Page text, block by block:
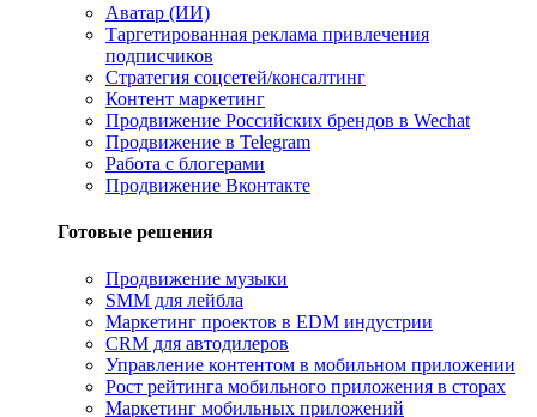
Аватар (ИИ)
Таргетированная реклама привлечения
подписчиков
Стратегия соцсетей/консалтинг
Контент маркетинг
Продвижение Российских брендов в Wechat
Продвижение в Telegram
Работа с блогерами
Продвижение Вконтакте
Готовые решения
Продвижение музыки
SMM для лейбла
Маркетинг проектов в EDM индустрии
CRM для автодилеров
Управление контентом в мобильном приложении
Рост рейтинга мобильного приложения в сторах
Маркетинг мобильных приложений